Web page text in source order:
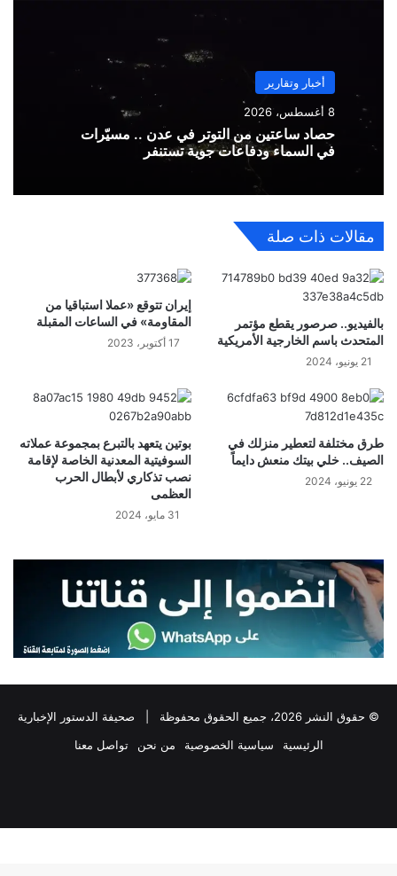
أخبار وتقارير
8 أغسطس، 2026
حصاد ساعتين من التوتر في عدن .. مسيّرات
في السماء ودفاعات جوية تستنفر
مقالات ذات صلة
بالفيديو.. صرصور يقطع مؤتمر
المتحدث باسم الخارجية الأمريكية
21 يونيو، 2024
إيران تتوقع «عملا استباقيا من
المقاومة» في الساعات المقبلة
17 أكتوبر، 2023
طرق مختلفة لتعطير منزلك في
الصيف.. خلي بيتك منعش دايماً
22 يونيو، 2024
بوتين يتعهد بالتبرع بمجموعة عملاته
السوفيتية المعدنية الخاصة لإقامة
نصب تذكاري لأبطال الحرب
العظمى
31 مايو، 2024
© حقوق النشر 2026، جميع الحقوق محفوظة |
صحيفة الدستور الإخبارية
الرئيسية
سياسية الخصوصية من نحن تواصل معنا